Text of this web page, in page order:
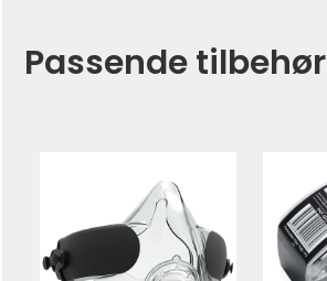
Passende tilbehør